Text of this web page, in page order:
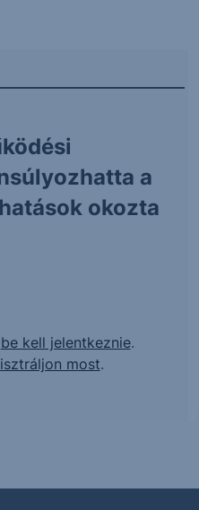
a
okozta
be kell jelentkeznie.
most.